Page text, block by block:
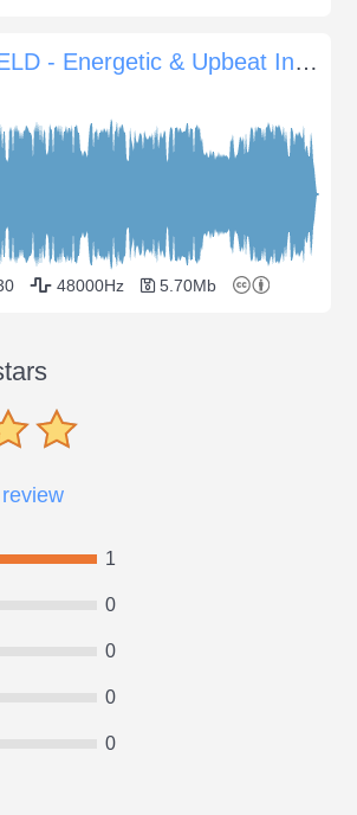
UNIVERSFIELD - Energetic & Upbeat Indie Rock Vibes
48000Hz 5.70Mb
1
0
0
0
0